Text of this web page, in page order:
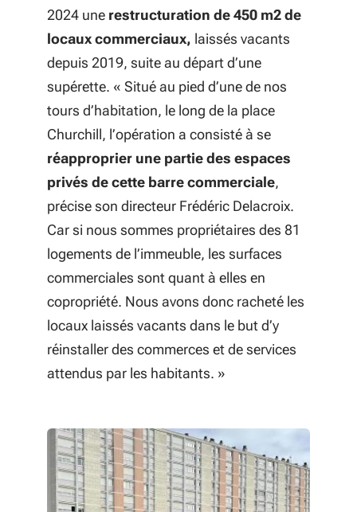
2024 une restructuration de 450 m2 de
locaux commerciaux, laissés vacants
depuis 2019, suite au départ d’une
supérette. « Situé au pied d’une de nos
tours d’habitation, le long de la place
Churchill, l’opération a consisté à se
réapproprier une partie des espaces
privés de cette barre commerciale,
précise son directeur Frédéric Delacroix.
Car si nous sommes propriétaires des 81
logements de l’immeuble, les surfaces
commerciales sont quant à elles en
copropriété. Nous avons donc racheté les
locaux laissés vacants dans le but d’y
réinstaller des commerces et de services
attendus par les habitants. »